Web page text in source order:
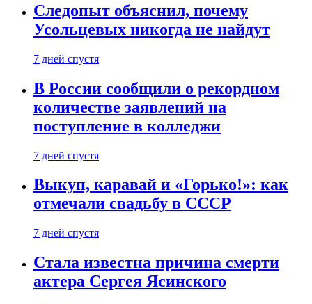
Следопыт объяснил, почему
Усольцевых никогда не найдут
7 дней спустя
В России сообщили о рекордном
количестве заявлений на
поступление в колледжи
7 дней спустя
Выкуп, каравай и «Горько!»: как
отмечали свадьбу в СССР
7 дней спустя
Стала известна причина смерти
актера Сергея Ясинского